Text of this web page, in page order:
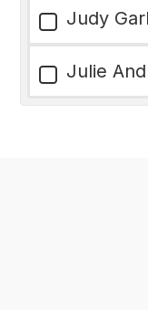
Judy
Julie